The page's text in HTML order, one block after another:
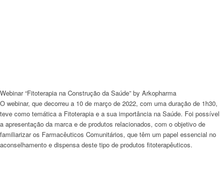
Webinar “Fitoterapia na Construção da Saúde” by Arkopharma
O webinar, que decorreu a 10 de março de 2022, com uma duração de 1h30,
teve como temática a Fitoterapia e a sua importância na Saúde. Foi possível
a apresentação da marca e de produtos relacionados, com o objetivo de
familiarizar os Farmacêuticos Comunitários, que têm um papel essencial no
aconselhamento e dispensa deste tipo de produtos fitoterapêuticos.